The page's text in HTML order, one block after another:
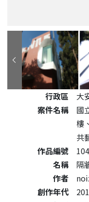
公共藝術作品詳細資料
行政區
大
案件名稱
國
樓
共
作品編號
名稱
隔
作者
創作年代